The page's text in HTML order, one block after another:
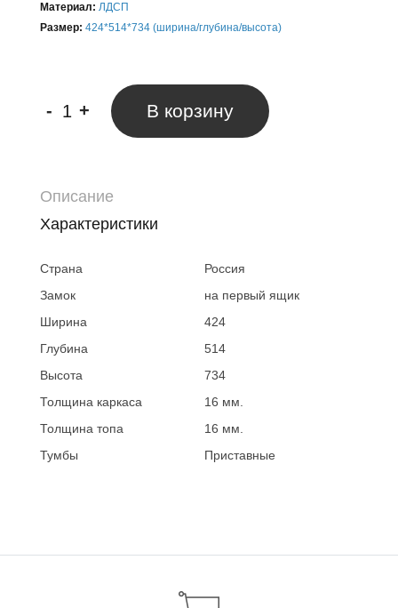
Материал: ЛДСП
Размер: 424*514*734 (ширина/глубина/высота)
- + В корзину
Описание
Характеристики
Страна
Россия
Замок
на первый ящик
Ширина
424
Глубина
514
Высота
734
Толщина каркаса
16 мм.
Толщина топа
16 мм.
Тумбы
Приставные